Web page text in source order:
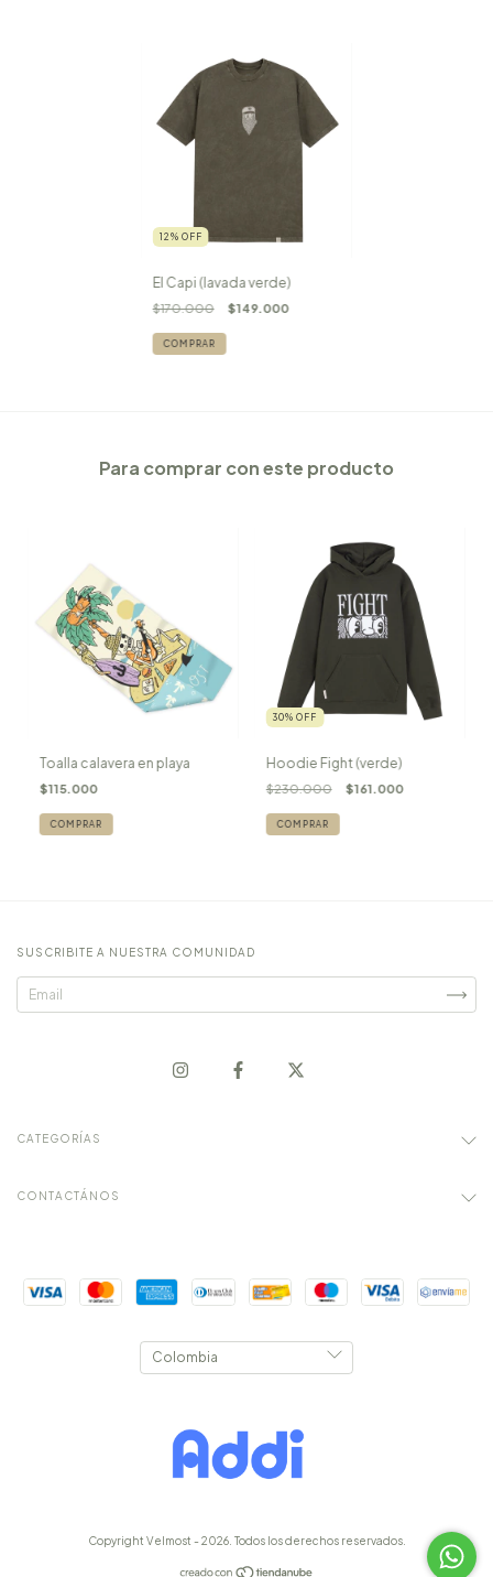
12 % OFF
El Capi (lavada verde)
$170.000 $149.000
COMPRAR
Para comprar con este producto
Toalla calavera en playa
$115.000
30%OFF
Hoodie Fight (verde)
$230.000 $161.000
COMPRAR
SUSCRIBITE A NUESTRA COMUNIDAD
CATEGORÍAS
CONTACTÁNOS
Copyright Velmost - 2026. Todos los derechos reservados.